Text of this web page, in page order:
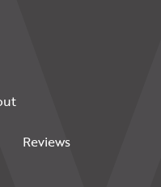
Reviews